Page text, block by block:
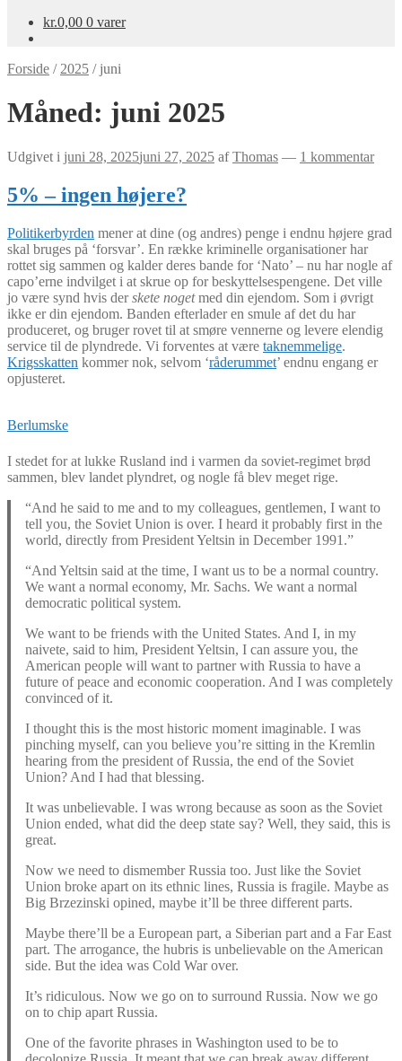
kr.0,00 0 varer
Forside / 2025 / juni
Måned: juni 2025
Udgivet i juni 28, 2025juni 27, 2025 afThomas — 1 kommentar
5% – ingen højere?
Politikerbyrden mener at dine (og andres) penge i endnu højere grad
skal bruges på ‘forsvar’. En række kriminelle organisationer har
rottet sig sammen og kalder deres bande for ‘Nato’ – nu har nogle af
capo’erne indvilget i at skrue op for beskyttelsespengene. Det ville
jo være synd hvis derskete nogetmed din ejendom. Som i øvrigt
ikke er din ejendom. Banden efterlader en smule af det du har
produceret, og bruger rovet til at smøre vennerne og levere elendig
service til de plyndrede. Vi forventes at være taknemmelige.
Krigsskatten kommer nok, selvom ‘råderummet’ endnu engang er
opjusteret.
Berlumske
I stedet for at lukke Rusland ind i varmen da soviet-regimet brød
sammen, blev landet plyndret, og nogle få blev meget rige.
“And he said to me and to my colleagues, gentlemen, I want to
tell you, the Soviet Union is over. I heard it probably first in the
world, directly from President Yeltsin in December 1991.”
“And Yeltsin said at the time, I want us to be a normal country.
We want a normal economy, Mr. Sachs. We want a normal
democratic political system.
We want to be friends with the United States. And I, in my
naivete, said to him, President Yeltsin, I can assure you, the
American people will want to partner with Russia to have a
future of peace and economic cooperation. And I was completely
convinced of it.
I thought this is the most historic moment imaginable. I was
pinching myself, can you believe you’re sitting in the Kremlin
hearing from the president of Russia, the end of the Soviet
Union? And I had that blessing.
It was unbelievable. I was wrong because as soon as the Soviet
Union ended, what did the deep state say? Well, they said, this is
great.
Now we need to dismember Russia too. Just like the Soviet
Union broke apart on its ethnic lines, Russia is fragile. Maybe as
Big Brzezinski opined, maybe it’ll be three different parts.
Maybe there’ll be a European part, a Siberian part and a Far East
part. The arrogance, the hubris is unbelievable on the American
side. But the idea was Cold War over.
It’s ridiculous. Now we go on to surround Russia. Now we go
on to chip apart Russia.
One of the favorite phrases in Washington used to be to